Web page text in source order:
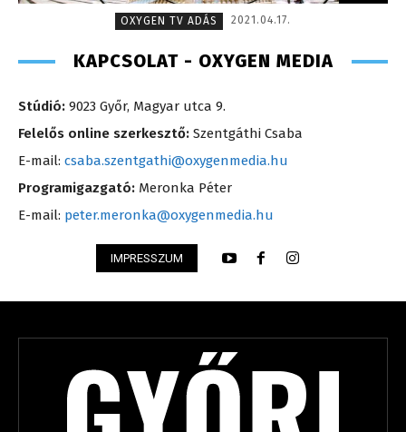
OXYGEN TV ADÁS
2021.04.17.
KAPCSOLAT - OXYGEN MEDIA
Stúdió: 9023 Győr, Magyar utca 9.
Felelős online szerkesztő: Szentgáthi Csaba
E-mail: csaba.szentgathi@oxygenmedia.hu
Programigazgató: Meronka Péter
E-mail: peter.meronka@oxygenmedia.hu
IMPRESSZUM